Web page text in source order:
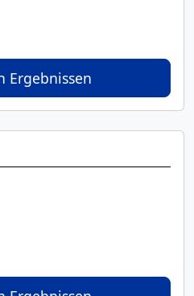
Ergebnissen